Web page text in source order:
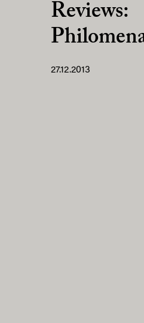
Reviews:
27.12.2013